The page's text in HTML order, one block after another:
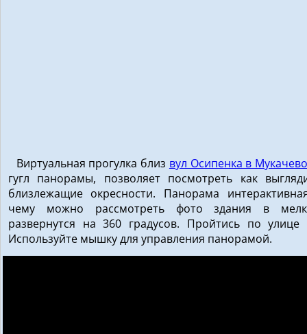
Виртуальная прогулка близ вул Осипенка в Мукачево
гугл панорамы, позволяет посмотреть как
близлежащие окресности. Панорама
чему можно рассмотреть фото здания в
развернутся на 360 градусов. Пройтись по улице
Используйте мышку для управления панорамой.